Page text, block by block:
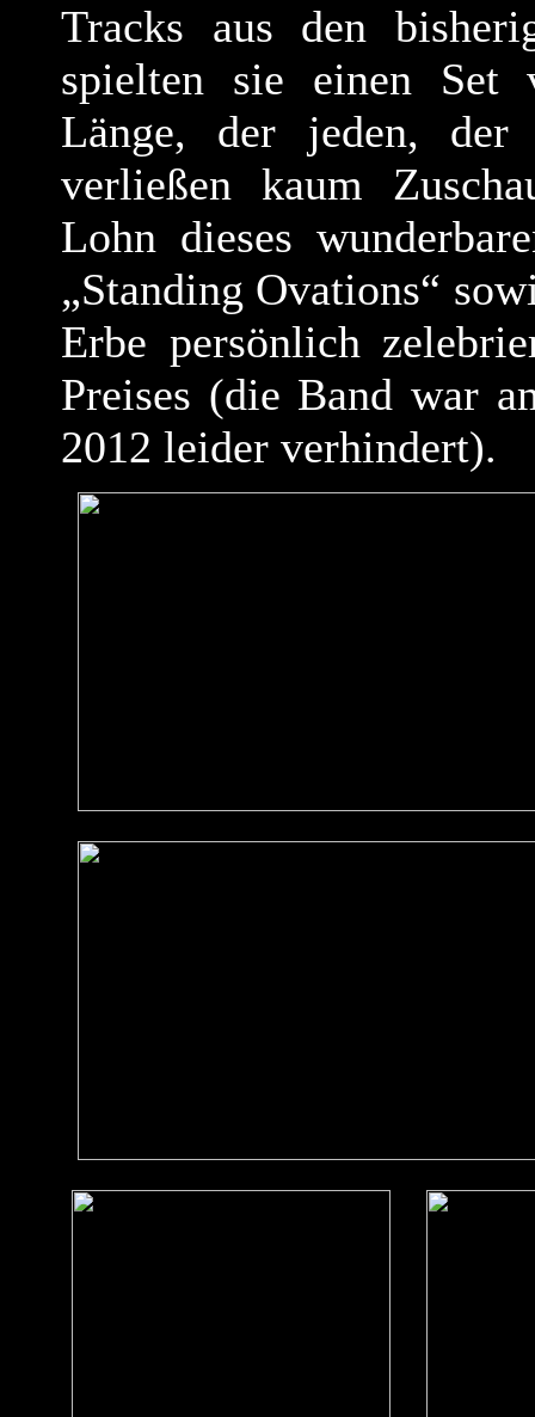
Tracks aus den
spielten sie einen Set
Länge, der jeden,
verließen kaum
Lohn dieses
„Standing Ovations“
Erbe persönlich
Preises (die Band war
2012 leider verhindert).